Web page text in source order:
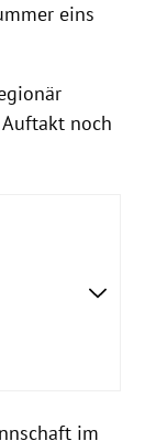
eins
noch
im